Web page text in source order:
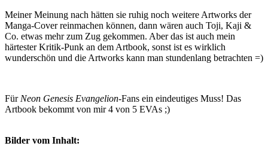
Meiner Meinung nach hätten sie ruhig noch weitere Artworks der
Manga-Cover reinmachen können, dann wären auch Toji, Kaji &
Co. etwas mehr zum Zug gekommen. Aber das ist auch mein
härtester Kritik-Punk an dem Artbook, sonst ist es wirklich
wunderschön und die Artworks kann man stundenlang betrachten =)
Für Neon Genesis Evangelion-Fans ein eindeutiges Muss! Das
Artbook bekommt von mir4 von 5 EVAs ;)
Bilder vom Inhalt: